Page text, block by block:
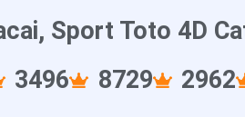
Sport Toto 4D
3496
8729 2962